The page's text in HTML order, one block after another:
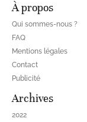
À propos
Qui sommes-nous ?
FAQ
Mentions légales
Contact
Publicité
Archives
2022